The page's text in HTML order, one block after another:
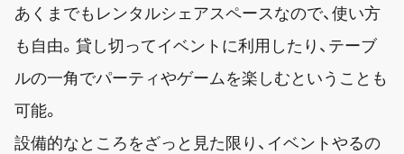
あくまでもレンタルシェアスペースなので、使い方
も自由。貸し切ってイベントに利用したり、テーブ
ルの一角でパーティやゲームを楽しむということも
可能。
設備的なところをざっと見た限り、イベントやるの